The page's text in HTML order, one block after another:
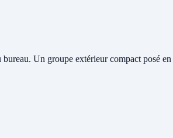
bureau. Un groupe extérieur compact posé